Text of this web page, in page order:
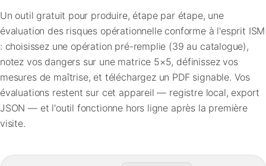
FAQ
Contact
Un outil gratuit pour produire, étape par étape, une
évaluation des risques opérationnelle conforme à l'esprit ISM
: choisissez une opération pré-remplie (39 au catalogue),
notez vos dangers sur une matrice 5×5, définissez vos
mesures de maîtrise, et téléchargez un PDF signable. Vos
évaluations restent sur cet appareil — registre local, export
JSON — et l'outil fonctionne hors ligne après la première
visite.